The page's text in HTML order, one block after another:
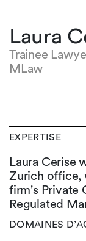
Laura
Trainee
MLaw
EXPERTISE
Laura Cerise
Zurich office,
firm's Private
Regulated
DOMAINES